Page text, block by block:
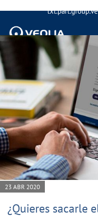
23 ABR 2020
¿Quieres sacarle